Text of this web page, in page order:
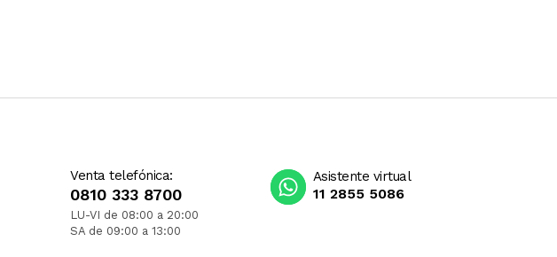
Venta telefónica:
0810 333 8700
LU-VI de 08:00 a 20:00
SA de 09:00 a 13:00
Asistente virtual
11 2855 5086